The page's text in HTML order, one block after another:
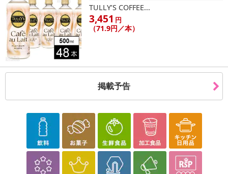
TULLY’S COFFEE...
3,451 円
（71.9円／本）
掲載予告